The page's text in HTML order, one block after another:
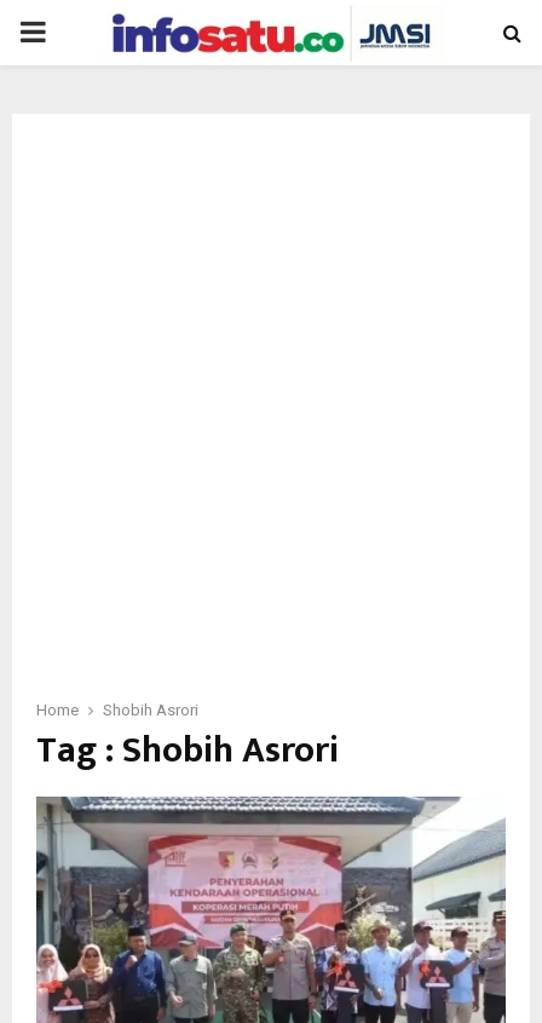
PRIMARY
Home Shobih Asrori
Tag : Shobih Asrori